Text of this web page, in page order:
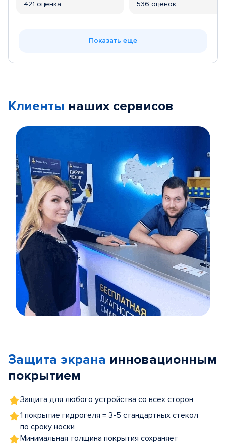
421 оценка 536 оценок
Показать еще
Клиенты наших сервисов
5
Защита экрана инновационным
покрытием
Защита для любого устройства со всех сторон
1 покрытие гидрогеля = 3-5 стандартных стекол
по сроку носки
Минимальная толщина покрытия сохраняет